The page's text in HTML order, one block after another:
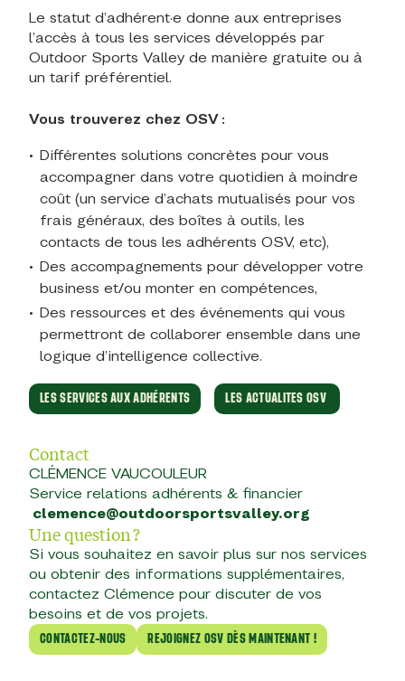
Le statut d’adhérent·e donne aux entreprises
l’accès à tous les services développés par
Outdoor Sports Valley de manière gratuite ou à
un tarif préférentiel.
Vous trouverez chez OSV :
Différentes solutions concrètes pour vous
accompagner dans votre quotidien à moindre
coût (un service d’achats mutualisés pour vos
frais généraux, des boîtes à outils, les
contacts de tous les adhérents OSV, etc),
Des accompagnements pour développer votre
business et/ou monter en compétences,
Des ressources et des événements qui vous
permettront de collaborer ensemble dans une
logique d’intelligence collective.
LES SERVICES AUX ADHÉRENTS LES ACTUALITES OSV
Contact
CLÉMENCE VAUCOULEUR
Service relations adhérents & financier
clemence@outdoorsportsvalley.org
Une question ?
Si vous souhaitez en savoir plus sur nos services
ou obtenir des informations supplémentaires,
contactez Clémence pour discuter de vos
besoins et de vos projets.
CONTACTEZ-NOUS REJOIGNEZ OSV DÈS MAINTENANT !